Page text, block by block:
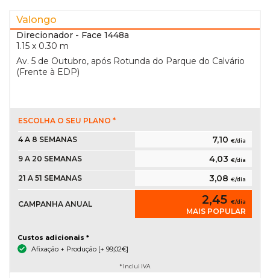
Valongo
Direcionador - Face 1448a
1.15 x 0.30 m
Av. 5 de Outubro, após Rotunda do Parque do Calvário
(Frente à EDP)
ESCOLHA O SEU PLANO *
4 A 8 SEMANAS 7,10 €/dia
9 A 20 SEMANAS 4,03 €/dia
21 A 51 SEMANAS 3,08 €/dia
CAMPANHA ANUAL 2,45 €/dia
MAIS POPULAR
Custos adicionais *
Afixação + Produção [+ 99,02€]
* Inclui IVA